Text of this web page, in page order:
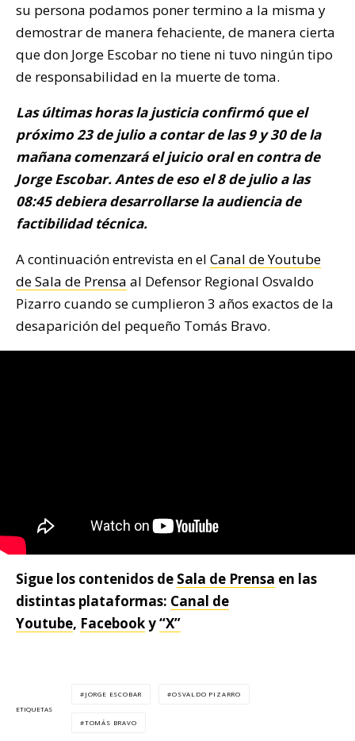
su persona podamos poner termino a la misma y
demostrar de manera fehaciente, de manera cierta
que don Jorge Escobar no tiene ni tuvo ningún tipo
de responsabilidad en la muerte de toma.
Las últimas horas la justicia confirmó que el
próximo 23 de julio a contar de las 9 y 30 de la
mañana comenzará el juicio oral en contra de
Jorge Escobar. Antes de eso el 8 de julio a las
08:45 debiera desarrollarse la audiencia de
factibilidad técnica.
A continuación entrevista en el Canal de Youtube
de Sala de Prensa al Defensor Regional Osvaldo
Pizarro cuando se cumplieron 3 años exactos de la
desaparición del pequeño Tomás Bravo.
Sigue los contenidos de Sala de Prensa en las
distintas plataformas: Canal de
Youtube, Facebooky“X”
ETIQUETAS
JORGE ESCOBAR OSVALDO PIZARRO
TOMÁS BRAVO